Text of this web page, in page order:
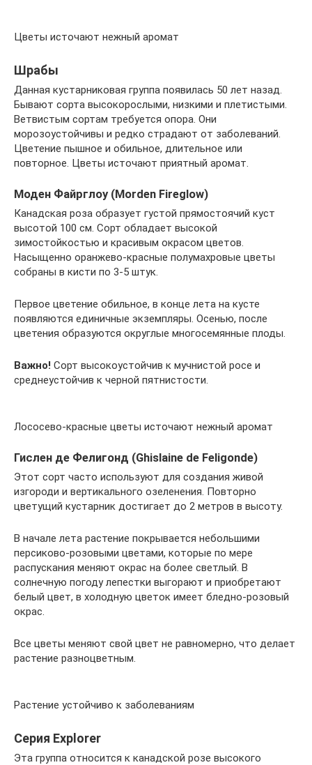
Цветы источают нежный аромат
Шрабы
Данная кустарниковая группа появилась 50 лет назад.
Бывают сорта высокорослыми, низкими и плетистыми.
Ветвистым сортам требуется опора. Они
морозоустойчивы и редко страдают от заболеваний.
Цветение пышное и обильное, длительное или
повторное. Цветы источают приятный аромат.
Моден Файрглоу (Morden Fireglow)
Канадская роза образует густой прямостоячий куст
высотой 100 см. Сорт обладает высокой
зимостойкостью и красивым окрасом цветов.
Насыщенно оранжево-красные полумахровые цветы
собраны в кисти по 3-5 штук.
Первое цветение обильное, в конце лета на кусте
появляются единичные экземпляры. Осенью, после
цветения образуются округлые многосемянные плоды.
Важно! Сорт высокоустойчив к мучнистой росе и
среднеустойчив к черной пятнистости.
Лососево-красные цветы источают нежный аромат
Гислен де Фелигонд (Ghislaine de Feligonde)
Этот сорт часто используют для создания живой
изгороди и вертикального озеленения. Повторно
цветущий кустарник достигает до 2 метров в высоту.
В начале лета растение покрывается небольшими
персиково-розовыми цветами, которые по мере
распускания меняют окрас на более светлый. В
солнечную погоду лепестки выгорают и приобретают
белый цвет, в холодную цветок имеет бледно-розовый
окрас.
Все цветы меняют свой цвет не равномерно, что делает
растение разноцветным.
Растение устойчиво к заболеваниям
Серия Explorer
Эта группа относится к канадской розе высокого